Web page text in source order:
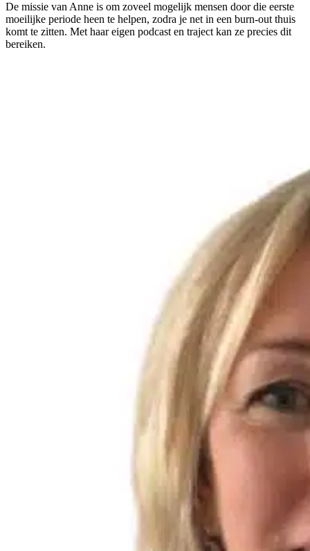
De missie van Anne is om zoveel mogelijk mensen door die eerste
moeilijke periode heen te helpen, zodra je net in een burn-out thuis
komt te zitten. Met haar eigen podcast en traject kan ze precies dit
bereiken.